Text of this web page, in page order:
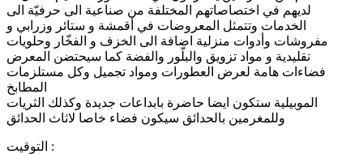
لديهم في اختصاصاتهم المختلفة من صناعية الى حرفيّة الى
الخدمات وتتمثل المعروضات في أقمشة و ستائر وزرابي و
مفروشات وأدوات منزلية اضافة الى الخزف و الفخّار وحلويات
تقليدية و مواد تزويق والبلّور والفضة كما سيحتضن المعرض
فضاءات هامة لعرض العطورات ومواد تجميل وكل مستلزمات
المطابخ
الموبيلية ستكون ايضا حاضرة بابداعات جديدة وكذلك الثريات
وللمغرمين بالحدائق سيكون فضاء خاصا لاثاث الحدائق
التوقيت :